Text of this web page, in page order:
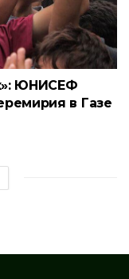
ЮНИСЕФ
в Газе